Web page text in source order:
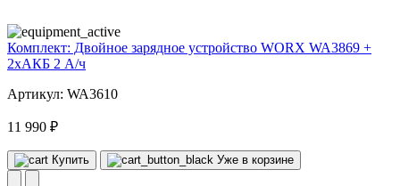
Комплект: Двойное зарядное устройство WORX WA3869 +
2xАКБ 2 А/ч
Артикул: WA3610
11 990 ₽
Купить Уже в корзине